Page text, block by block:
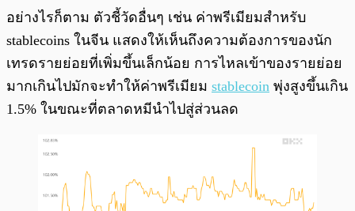
อย่างไรก็ตาม ตัวชี้วัดอื่นๆ เช่น ค่าพรีเมียมสำหรับ
stablecoins ในจีน แสดงให้เห็นถึงความต้องการของนัก
เทรดรายย่อยที่เพิ่มขึ้นเล็กน้อย การไหลเข้าของรายย่อย
มากเกินไปมักจะทำให้ค่าพรีเมียม stablecoin พุ่งสูงขึ้นเกิน
1.5% ในขณะที่ตลาดหมีนำไปสู่ส่วนลด